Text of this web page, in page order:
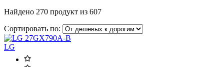
Найдено 270 продукт из 607
Сортировать по:
LG